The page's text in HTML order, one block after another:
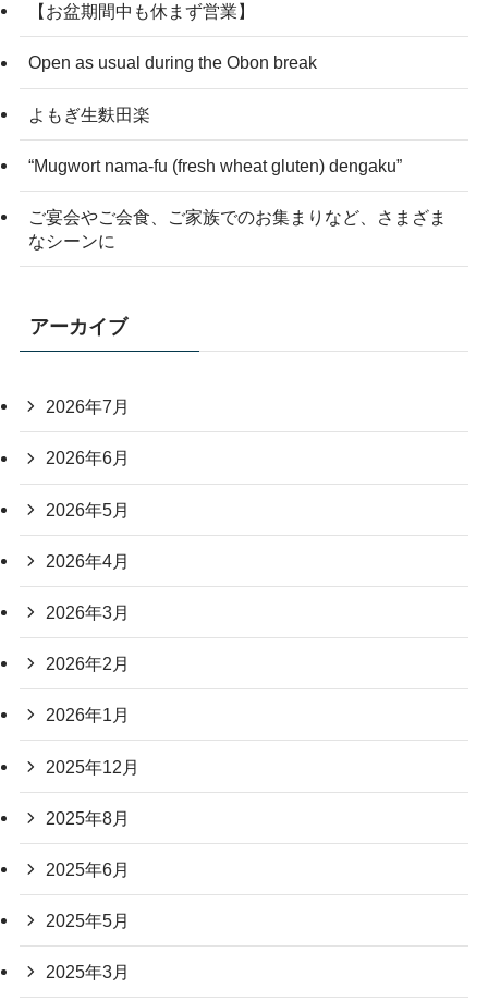
【お盆期間中も休まず営業】
Open as usual during the Obon break
よもぎ生麩田楽
“Mugwort nama-fu (fresh wheat gluten) dengaku”
ご宴会やご会食、ご家族でのお集まりなど、さまざま
なシーンに
アーカイブ
2026年7月
2026年6月
2026年5月
2026年4月
2026年3月
2026年2月
2026年1月
2025年12月
2025年8月
2025年6月
2025年5月
2025年3月